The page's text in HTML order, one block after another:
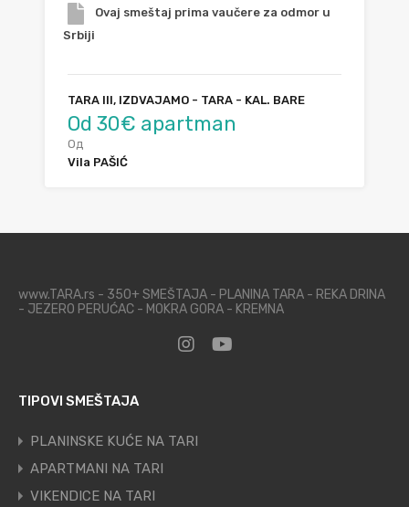
Ovaj smeštaj prima vaučere za odmor u
Srbiji
TARA III, IZDVAJAMO - TARA - KAL. BARE
Od 30€ apartman
Од
Vila PAŠIĆ
www.TARA.rs - 350+ SMEŠTAJA - PLANINA TARA - REKA DRINA
- JEZERO PERUĆAC - MOKRA GORA - KREMNA
TIPOVI SMEŠTAJA
PLANINSKE KUĆE NA TARI
APARTMANI NA TARI
VIKENDICE NA TARI